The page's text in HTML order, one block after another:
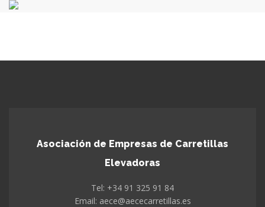
Asociación de Empresas de Carretillas
Elevadoras
Tel: +34 91 325 91 84
Email: aece@aececarretillas.es